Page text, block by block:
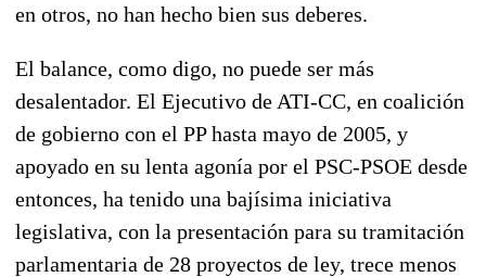
en otros, no han hecho bien sus deberes.
El balance, como digo, no puede ser más
desalentador. El Ejecutivo de ATI-CC, en coalición
de gobierno con el PP hasta mayo de 2005, y
apoyado en su lenta agonía por el PSC-PSOE desde
entonces, ha tenido una bajísima iniciativa
legislativa, con la presentación para su tramitación
parlamentaria de 28 proyectos de ley, trece menos